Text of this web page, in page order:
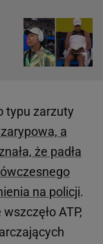
typu zarzuty
a
że padła
na policji.
ATP,